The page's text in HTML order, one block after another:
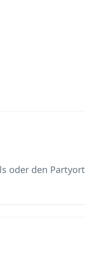
oder den Partyort